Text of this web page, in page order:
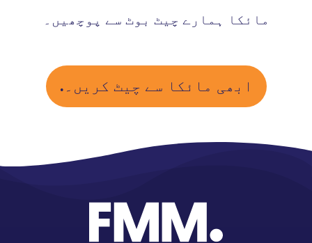
مائکا ہمارے چیٹ بوٹ سے پوچھیں۔
ابھی مائکا سے چیٹ کریں۔.